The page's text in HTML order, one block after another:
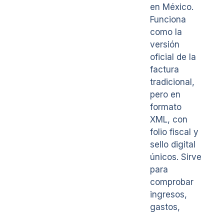
en México.
Funciona
como la
versión
oficial de la
factura
tradicional,
pero en
formato
XML, con
folio fiscal y
sello digital
únicos. Sirve
para
comprobar
ingresos,
gastos,